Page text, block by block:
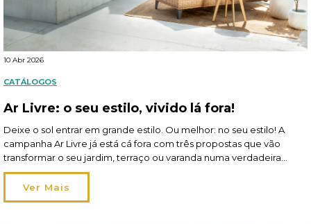
10 Abr 2026
CATÁLOGOS
Ar Livre: o seu estilo, vivido lá fora!
Deixe o sol entrar em grande estilo. Ou melhor: no seu estilo! A
campanha Ar Livre já está cá fora com três propostas que vão
transformar o seu jardim, terraço ou varanda numa verdadeira
extensão de si. Em 2026, viver o exterior ganha um novo
significado: os espaços tornam-se mais flexíveis, acompanham os
seus momentos […]
Ver Mais